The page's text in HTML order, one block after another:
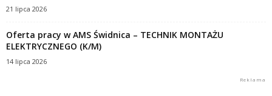
21 lipca 2026
Oferta pracy w AMS Świdnica – TECHNIK MONTAŻU
ELEKTRYCZNEGO (K/M)
14 lipca 2026